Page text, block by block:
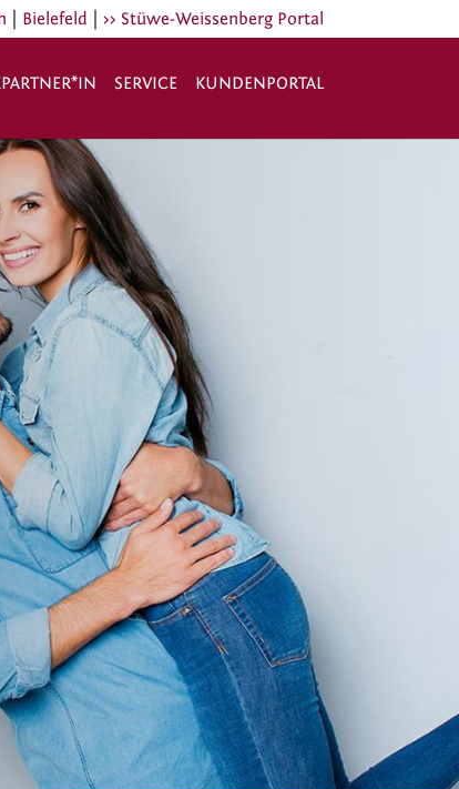
Bielefeld >> Stüwe-Weissenberg Portal
SERVICE KUNDENPORTAL